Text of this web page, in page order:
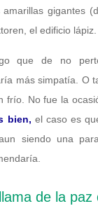
gigantes
el edificio lápiz.
que de no
más simpatía. O
frío. No fue la
bien, el caso es
siendo una
de la paz